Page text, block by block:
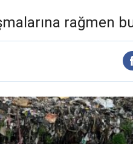
rağmen